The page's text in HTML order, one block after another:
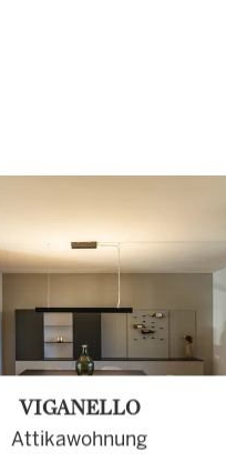
VIGANELLO
Attikawohnung